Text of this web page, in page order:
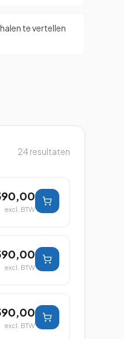
te vertellen
24 resultaten
excl. BTW
excl. BTW
excl. BTW